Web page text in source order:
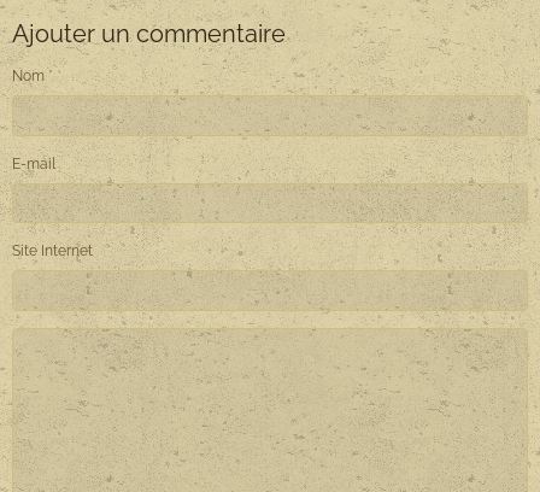
Ajouter un commentaire
Nom
E-mail
Site Internet